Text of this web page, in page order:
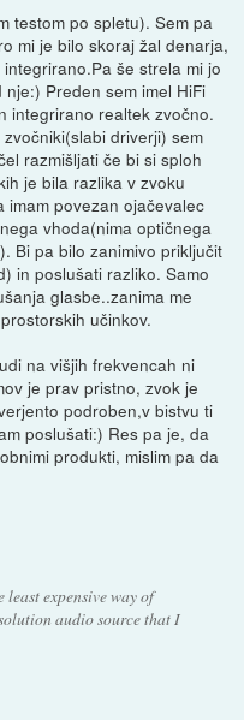
testom po spletu). Sem pa
mi je bilo skoraj žal denarja,
še strela mi jo
Preden sem imel HiFi
integrirano realtek zvočno.
driverji) sem
razmišljati če bi si sploh
je bila razlika v zvoku
povezan ojačevalec
vhoda(nima optičnega
Bi pa bilo zanimivo priključit
in poslušati razliko. Samo
glasbe..zanima me
učinkov.
na višjih frekvencah ni
je prav pristno, zvok je
podroben,v bistvu ti
poslušati:) Res pa je, da
produkti, mislim pa da
least expensive way of
audio source that I